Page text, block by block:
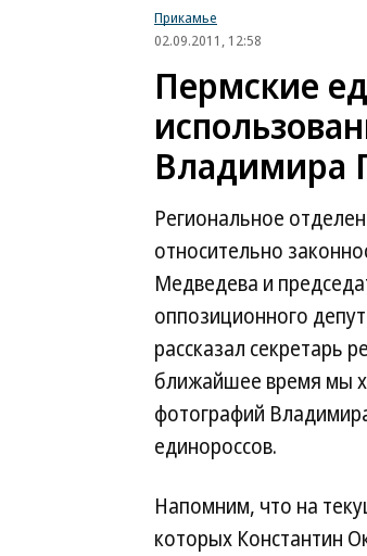
Прикамье
02.09.2011, 12:58
Пермские
Владимира
Региональное
относительно
Медведева и
оппозиционного
рассказал секретарь
ближайшее время мы
фотографий
единороссов.
Напомним, что на
которых Константин